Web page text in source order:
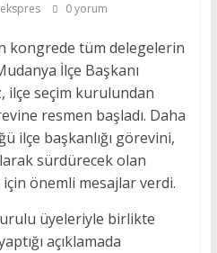
0 yorum
kongrede tüm delegelerin
İlçe Başkanı
ilçe seçim kurulundan
resmen başladı. Daha
ilçe başkanlığı görevini,
sürdürecek olan
önemli mesajlar verdi.
üyeleriyle birlikte
açıklamada